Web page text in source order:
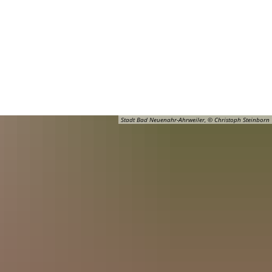
Stadt Bad Neuenahr-Ahrweiler, © Christoph Steinborn